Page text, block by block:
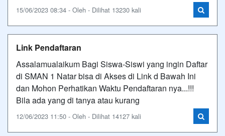
15/06/2023 08:34 - Oleh - Dilihat 13230 kali
Link Pendaftaran
Assalamualaikum Bagi Siswa-Siswi yang ingin Daftar
di SMAN 1 Natar bisa di Akses di Link d Bawah Ini
dan Mohon Perhatikan Waktu Pendaftaran nya...!!!
Bila ada yang di tanya atau kurang
12/06/2023 11:50 - Oleh - Dilihat 14127 kali